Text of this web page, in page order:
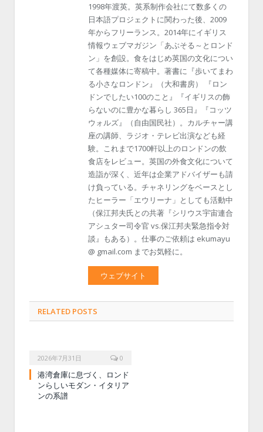
1998年渡英。英系制作会社にて数多くの
日本語プロジェクトに関わった後、2009
年からフリーランス。2014年にイギリス
情報ウェブマガジン「あぶそる～とロンド
ン」を創設。食をはじめ英国の文化につい
て各種媒体に寄稿中。著書に『歩いてまわ
る小さなロンドン』（大和書房） 『ロン
ドンでしたい100のこと』『イギリスの飾
らないのに豊かな暮らし 365日』『コッツ
ウォルズ』（自由国民社）。カルチャー講
座の講師、ラジオ・テレビ出演なども経
験。これまで1700軒以上のロンドンの飲
食店をレビュー。英国の外食文化について
造詣が深く、近年は企業アドバイザーも請
け負っている。チャネリングをベースとし
たヒーラー「エウリーナ」としても活動中
（保江邦夫氏との共著『シリウス宇宙連合
アシュター司令官 vs.保江邦夫緊急指令対
談』もある）。仕事のご依頼は ekumayu
@ gmail.com までお気軽に。
ウェブサイト
RELATED POSTS
2026年7月31日 0
港湾倉庫に息づく、ロンド
ンらしいモダン・イタリア
ンの系譜